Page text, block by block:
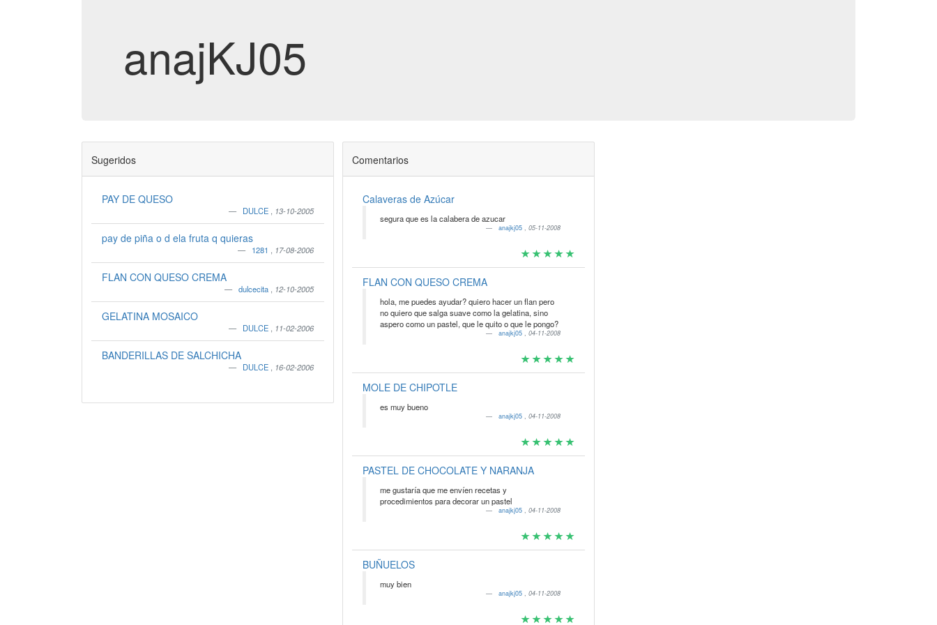
anajKJ05
Sugeridos
PAY DE QUESO
DULCE 13-10-2005
pay de piña o d ela fruta q quieras
1281 17-08-2006
FLAN CON QUESO CREMA
dulcecita 12-10-2005
GELATINA MOSAICO
DULCE 11-02-2006
BANDERILLAS DE SALCHICHA
DULCE 16-02-2006
Comentarios
Calaveras de Azúcar
segura que es la calabera de azucar
anajkj05,05-11-2008
FLAN CON QUESO CREMA
hola, me puedes ayudar? quiero hacer un flan pero
no quiero que salga suave como la gelatina, sino
aspero como un pastel, que le quito o que le pongo?
anajkj05,04-11-2008
MOLE DE CHIPOTLE
es muy bueno
anajkj05,04-11-2008
PASTEL DE CHOCOLATE Y NARANJA
me gustaría que me envíen recetas y
procedimientos para decorar un pastel
anajkj05,04-11-2008
BUÑUELOS
muy bien
anajkj05,04-11-2008